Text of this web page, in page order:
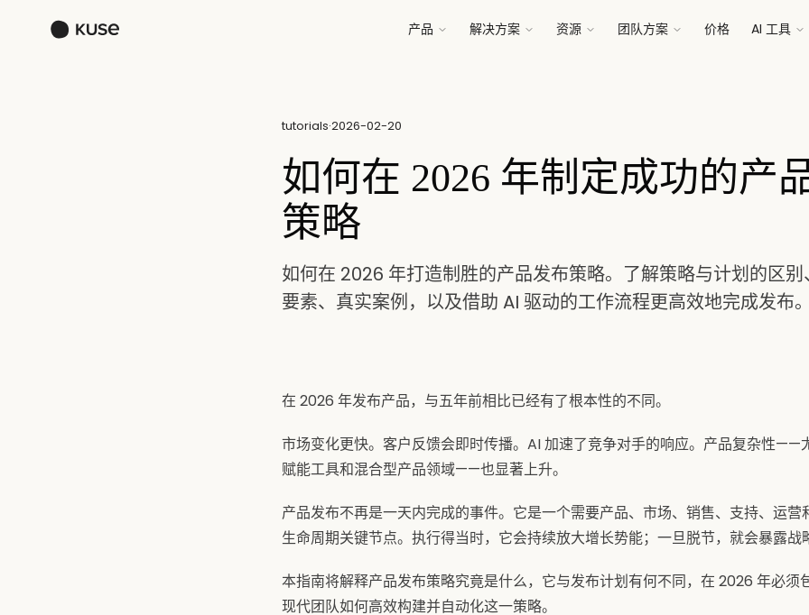
产品 解决方案 资源 团队方案 价格 AI 工具
tutorials·2026-02-20
如何在 2026 年制定成功的产
策略
如何在 2026 年打造制胜的产品发布策略。了解策略与计划的区
要素、真实案例，以及借助 AI 驱动的工作流程更高效地完成发布。
在 2026 年发布产品，与五年前相比已经有了根本性的不同。
市场变化更快。客户反馈会即时传播。AI 加速了竞争对手的响应。产品复杂性——
赋能工具和混合型产品领域——也显著上升。
产品发布不再是一天内完成的事件。它是一个需要产品、市场、销售、支持、运营
生命周期关键节点。执行得当时，它会持续放大增长势能；一旦脱节，就会暴露战
本指南将解释产品发布策略究竟是什么，它与发布计划有何不同，在 2026 年必须
现代团队如何高效构建并自动化这一策略。